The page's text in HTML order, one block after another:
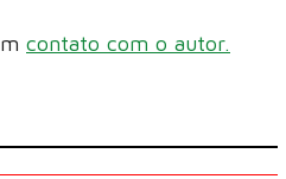
contato com o autor.